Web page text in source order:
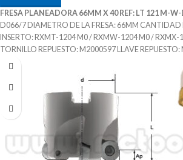
FRESA PLANEADORA 66MM X 40 REF: LT 121 M-
D066/7 DIAMETRO DE LA FRESA: 66MM CANTIDAD
INSERTO: RXMT-1204 M0 / RXMW-1204 M0 /
TORNILLO REPUESTO: M2000597 LLAVE
M2001860 MARCA: LAMINA